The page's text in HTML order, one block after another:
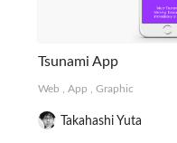
Tsunami App
Web ,App ,Graphic
Takahashi Yuta